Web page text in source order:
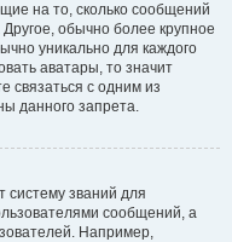
на то, сколько сообщений
обычно более крупное
уникально для каждого
аватары, то значит
связаться с одним из
данного запрета.
систему званий для
сообщений, а
Например,